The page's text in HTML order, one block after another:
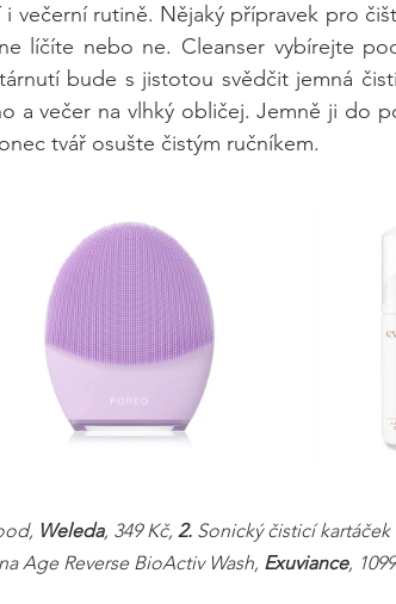
večerní rutině. Nějaký přípravek pro
líčíte nebo ne. Cleanser vybírejte
bude s jistotou svědčit jemná
a večer na vlhký obličej. Jemně ji do
tvář osušte čistým ručníkem.
Weleda, 349 Kč, 2. Sonický čisticí
Age Reverse BioActiv Wash, Exuviance,